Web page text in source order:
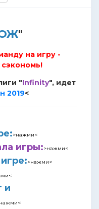
"
на игру -
сэкономь!
"Infinity", идет
2019<
:>нажми<
игры:>нажми<
>нажми<
и